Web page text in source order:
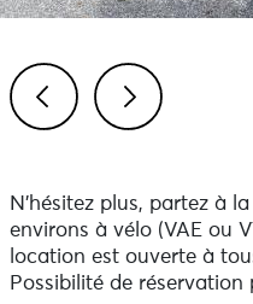
N’hésitez plus, partez à
environs à vélo (VAE ou
location est ouverte à
Possibilité de